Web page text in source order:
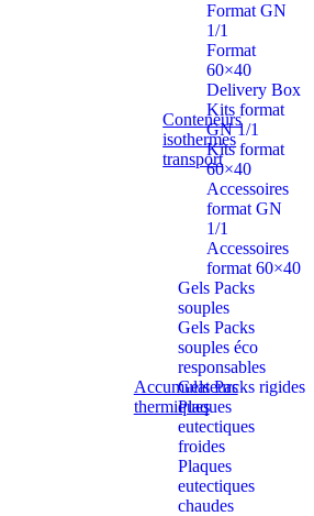
Conteneurs
isothermes
transport
Format GN
1/1
Format
60×40
Delivery Box
Kits format
GN 1/1
Kits format
60×40
Accessoires
format GN
1/1
Accessoires
format 60×40
Accumulateurs
thermiques
Gels Packs
souples
Gels Packs
souples éco
responsables
Gels Packs rigides
Plaques
eutectiques
froides
Plaques
eutectiques
chaudes